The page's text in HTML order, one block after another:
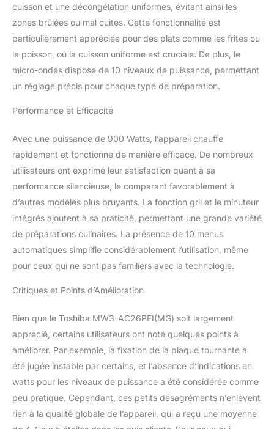
puissance afin d'éviter la
surcuisson. Menus
à Air Sain: Avec ce four à
micro-ondes combiné
friteuse à air, vous
pouvez utiliser 9 menus
manière plus saine sans
d'ajouter quelques
gouttes d'huile et de
laisser l'air chaud
puissant du ventilateur
de convection et des
éléments chauffants
circuler autour des
aliments pour créer une
croûte croustillante et
Vapeur Saine avec
à micro-ondes Toshiba
vapeur qui peut cuire vos
aliments à la vapeur de
manière pratique au
micro-ondes ; l'eau bout
sous le plateau vapeur
tandis que le couvercle
contient l'humidité, pour
cuisson et une décongélation uniformes, évitant ainsi les
zones brûlées ou mal cuites. Cette fonctionnalité est
particulièrement appréciée pour des plats comme les frites ou
le poisson, où la cuisson uniforme est cruciale. De plus, le
micro-ondes dispose de 10 niveaux de puissance, permettant
un réglage précis pour chaque type de préparation.
Performance et Efficacité
Avec une puissance de 900 Watts, l’appareil chauffe
rapidement et fonctionne de manière efficace. De nombreux
utilisateurs ont exprimé leur satisfaction quant à sa
performance silencieuse, le comparant favorablement à
d’autres modèles plus bruyants. La fonction gril et le minuteur
intégrés ajoutent à sa praticité, permettant une grande variété
de préparations culinaires. La présence de 10 menus
automatiques simplifie considérablement l’utilisation, même
pour ceux qui ne sont pas familiers avec la technologie.
Critiques et Points d’Amélioration
Bien que le Toshiba MW3-AC26PFI(MG) soit largement
apprécié, certains utilisateurs ont noté quelques points à
améliorer. Par exemple, la fixation de la plaque tournante a
été jugée instable par certains, et l’absence d’indications en
watts pour les niveaux de puissance a été considérée comme
peu pratique. Cependant, ces petits désagréments n’enlèvent
rien à la qualité globale de l’appareil, qui a reçu une moyenne